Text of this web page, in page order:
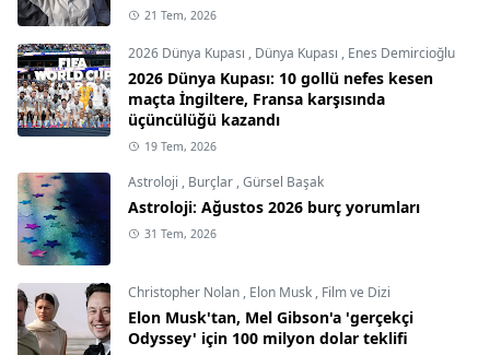
21 Tem, 2026
2026 Dünya Kupası , Dünya Kupası , Enes Demircioğlu
2026 Dünya Kupası: 10 gollü nefes kesen
maçta İngiltere, Fransa karşısında
üçüncülüğü kazandı
19 Tem, 2026
Astroloji , Burçlar ,Gürsel Başak
Astroloji: Ağustos 2026 burç yorumları
31 Tem, 2026
Christopher Nolan , Elon Musk , Film ve Dizi
Elon Musk'tan, Mel Gibson'a 'gerçekçi
Odyssey' için 100 milyon dolar teklifi